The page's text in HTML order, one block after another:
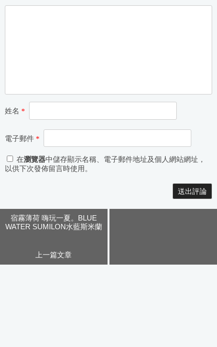
姓名 *
電子郵件 *
在瀏覽器中儲存顯示名稱、電子郵件地址及個人網站網址，
以供下次發佈留言時使用。
宿霧薄荷 嗨玩一夏。BLUE
WATER SUMILON水藍斯米蘭
上一篇文章